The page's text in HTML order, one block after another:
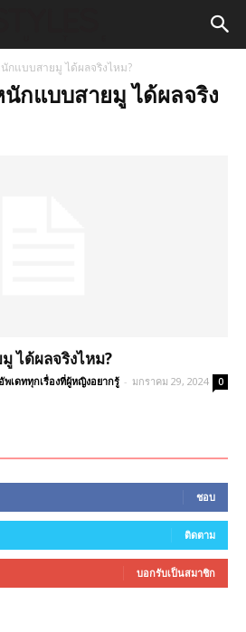
กแบบสายมู ได้ผลจริงไหม?
กแบบสายมู ได้ผลจริง
ได้ผลจริงไหม?
เดททุกเรื่องที่ผู้หญิงอยากรู้ - มกราคม 29, 2024 0
ชอบ
ติดตาม
บอกรับเป็นสมาชิก